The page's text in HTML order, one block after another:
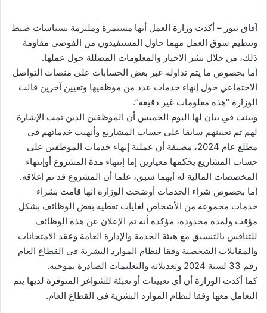
اَفاق نيوز – أكدت وزارة العمل أنها مستمرة وملتزمة بسياسات ضبط
وتنظيم سوق العمل مهما حاول المستفيدون من الفوضى مقاومة
ذلك، من خلال نشر الاخبار والمعلومات المضللة حول عملها.
أما بخصوص ما يتم تداوله عبر بعض الحسابات على منصات التواصل
الاجتماعي حول إنهاء خدمات عدد من موظفيها وتعيين آخرين قالت
الوزارة “هذه معلومات غير دقيقة”.
وبينت في بيان لها اليوم الخميس أن الموظفين الذين تمت الإشارة
لهم تم تعيينهم سابقا على حساب المشاريع وأنهيت خدماتهم في
مطلع عام 2024، مضيفة أن عملية إنهاء خدمات الموظفين على
حساب المشاريع يحكمها معيارين إما إنتهاء مدة المشروع أوإنتهاء
المخصصات المالية له أيهما سبق، علما أن المشروع قد تم إغلاقه.
أما بخصوص شراء الخدمات أوضحت الوزارة أنها قامت بشراء
خدمات مجموعة من الأشخاص لغايات تغطية بعض الوظائف بشكل
مؤقت ولمدة محدودة، مؤكدة أنه تم الإعلان عن هذه الوظائف
للتنافس بالتنسيق مع هيئة الخدمة والإدارة العامة وعقد الامتحانات
والمقابلات الشخصية وفقا لنظام الموارد البشرية في القطاع العام
رقم 33 لسنة 2024 وتعديلاته والتعليمات الصادرة بموجبه.
كما أكدت الوزارة أن أي تعيينات أو تعبئة للشواغر المتوفرة لديها يتم
التعامل معها وفقا لنظام الموارد البشرية في القطاع العام.